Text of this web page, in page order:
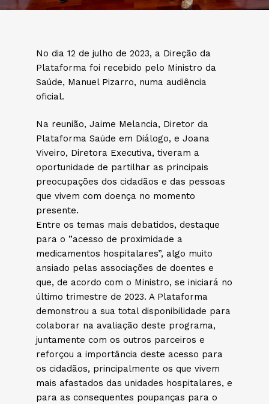
No dia 12 de julho de 2023, a Direção da
Plataforma foi recebido pelo Ministro da
Saúde, Manuel Pizarro, numa audiência
oficial.
Na reunião, Jaime Melancia, Diretor da
Plataforma Saúde em Diálogo, e Joana
Viveiro, Diretora Executiva, tiveram a
oportunidade de partilhar as principais
preocupações dos cidadãos e das pessoas
que vivem com doença no momento
presente.
Entre os temas mais debatidos, destaque
para o ”acesso de proximidade a
medicamentos hospitalares”, algo muito
ansiado pelas associações de doentes e
que, de acordo com o Ministro, se iniciará no
último trimestre de 2023. A Plataforma
demonstrou a sua total disponibilidade para
colaborar na avaliação deste programa,
juntamente com os outros parceiros e
reforçou a importância deste acesso para
os cidadãos, principalmente os que vivem
mais afastados das unidades hospitalares, e
para as consequentes poupanças para o